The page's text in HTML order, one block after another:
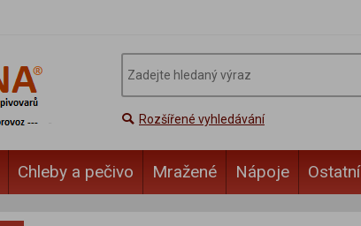
Rozšířené vyhledávání
Chleby a pečivo Mražené Nápoje Ostatní